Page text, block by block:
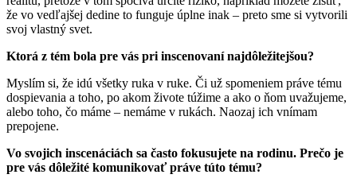
že vo vedľajšej dedine to funguje úplne inak – preto sme si vytvorili
svoj vlastný svet.
Ktorá z tém bola pre vás pri inscenovaní najdôležitejšou?
Myslím si, že idú všetky ruka v ruke. Či už spomeniem práve tému
dospievania a toho, po akom živote túžime a ako o ňom uvažujeme,
alebo toho, čo máme – nemáme v rukách. Naozaj ich vnímam
prepojene.
Vo svojich inscenáciách sa často fokusujete na rodinu. Prečo je
pre vás dôležité komunikovať práve túto tému?